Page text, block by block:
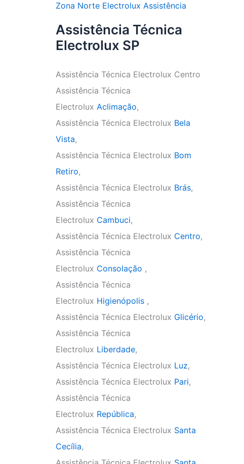
Zona Norte Electrolux Assistência
Assistência Técnica
Electrolux SP
Assistência Técnica Electrolux Centro
Assistência Técnica
Electrolux Aclimação,
Assistência Técnica Electrolux Bela
Vista,
Assistência Técnica Electrolux Bom
Retiro,
Assistência Técnica Electrolux Brás,
Assistência Técnica
Electrolux Cambuci,
Assistência Técnica Electrolux Centro,
Assistência Técnica
Electrolux Consolação ,
Assistência Técnica
Electrolux Higienópolis ,
Assistência Técnica Electrolux Glicério,
Assistência Técnica
Electrolux Liberdade,
Assistência Técnica Electrolux Luz,
Assistência Técnica Electrolux Pari,
Assistência Técnica
Electrolux República,
Assistência Técnica Electrolux Santa
Cecília,